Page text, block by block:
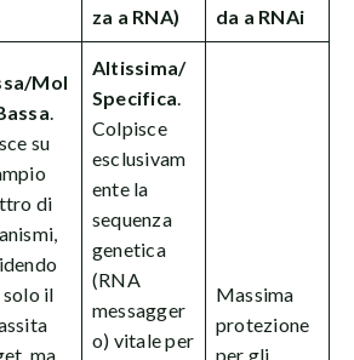
za a RNA)
da a RNAi
Mol
.
su
di
solo il
ma
Altissima/
Specifica.
Colpisce
esclusivam
ente la
sequenza
genetica
(RNA
messagger
o) vitale per
Massima
protezione
per gli